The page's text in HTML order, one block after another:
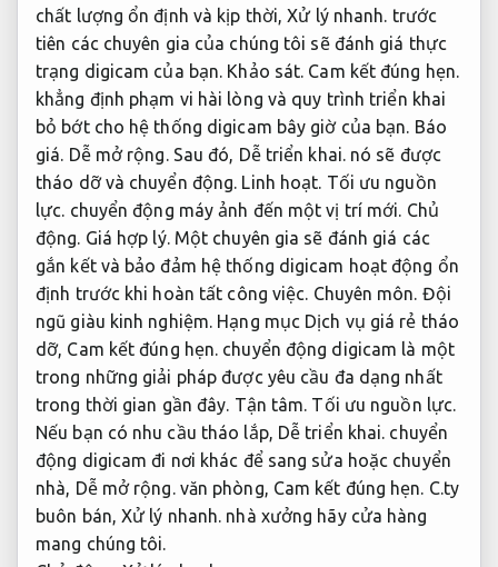
chất lượng ổn định và kịp thời,Xử lý nhanh. trước
tiên các chuyên gia của chúng tôi sẽ đánh giá thực
trạng digicam của bạn. Khảo sát. Cam kết đúng hẹn.
khẳng định phạm vi hài lòng và quy trình triển khai
bỏ bớt cho hệ thống digicam bây giờ của bạn. Báo
giá. Dễ mở rộng.Sau đó, Dễ triển khai.nó sẽ được
tháo dỡ và chuyển động. Linh hoạt. Tối ưu nguồn
lực. chuyển động máy ảnh đến một vị trí mới. Chủ
động. Giá hợp lý.Một chuyên gia sẽ đánh giá các
gắn kết và bảo đảm hệ thống digicam hoạt động ổn
định trước khi hoàn tất công việc. Chuyên môn. Đội
ngũ giàu kinh nghiệm. Hạng mục Dịch vụ giá rẻ tháo
dỡ, Cam kết đúng hẹn. chuyển động digicam là một
trong những giải pháp được yêu cầu đa dạng nhất
trong thời gian gần đây. Tận tâm. Tối ưu nguồn lực.
Nếu bạn có nhu cầu tháo lắp, Dễ triển khai. chuyển
động digicam đi nơi khác để sang sửa hoặc chuyển
nhà, Dễ mở rộng.văn phòng, Cam kết đúng hẹn. C.ty
buôn bán, Xử lý nhanh. nhà xưởng hãy cửa hàng
mang chúng tôi.